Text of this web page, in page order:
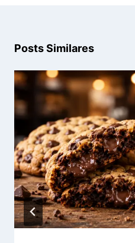
Posts Similares